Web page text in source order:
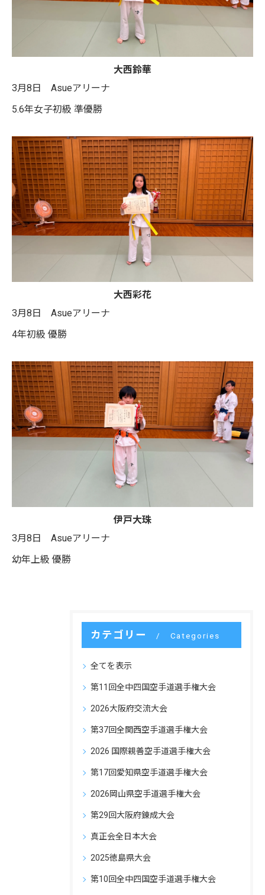
大西鈴華
3月8日 Asueアリーナ
5.6年女子初級 準優勝
大西彩花
3月8日 Asueアリーナ
4年初級 優勝
伊戸大珠
3月8日 Asueアリーナ
幼年上級 優勝
カテゴリー Categories
全てを表示
第11回全中四国空手道選手権大会
2026大阪府交流大会
第37回全関西空手道選手権大会
2026 国際親善空手道選手権大会
第17回愛知県空手道選手権大会
2026岡山県空手道選手権大会
第29回大阪府錬成大会
真正会全日本大会
2025徳島県大会
第10回全中四国空手道選手権大会